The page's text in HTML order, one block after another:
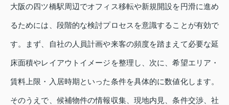
大阪の四ツ橋駅周辺でオフィス移転や新規開設を円滑に進め
るためには、段階的な検討プロセスを意識することが有効で
す。まず、自社の人員計画や来客の頻度を踏まえて必要な延
床面積やレイアウトイメージを整理し、次に、希望エリア・
賃料上限・入居時期といった条件を具体的に数値化します。
そのうえで、候補物件の情報収集、現地内見、条件交渉、社